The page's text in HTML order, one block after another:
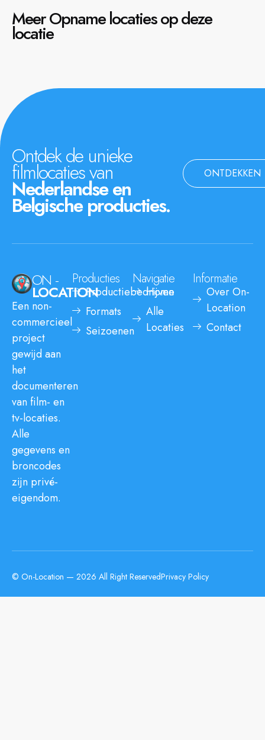
Meer Opname locaties op deze
locatie
Ontdek de unieke
filmlocaties van
Nederlandse en
Belgische producties.
ONTDEKKEN
ON -
LOCATION
Een non-
commercieel
project
gewijd aan
het
documenteren
van film- en
tv-locaties.
Alle
gegevens en
broncodes
zijn privé-
eigendom.
Producties
Productiebedrijven
Formats
Seizoenen
Navigatie
Home
Alle
Locaties
Informatie
Over On-
Location
Contact
© On-Location — 2026 All Right ReservedPrivacy Policy